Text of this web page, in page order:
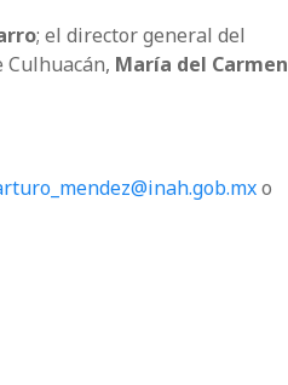
; el director general del
Culhuacán, María del Carmen
o